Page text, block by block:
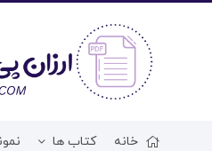
خانه کتاب ها